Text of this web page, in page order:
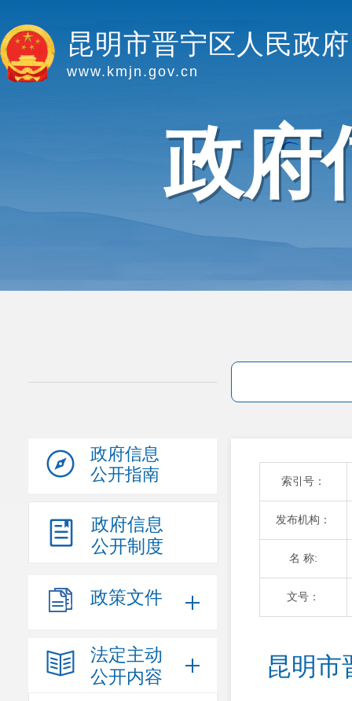
昆明市晋宁区人民政府
www.kmjn.gov.cn
政府
政府信息
公开指南
政府信息
公开制度
政策文件
法定主动
公开内容
索引号：
发布机构：
名 称:
文号：
昆明市